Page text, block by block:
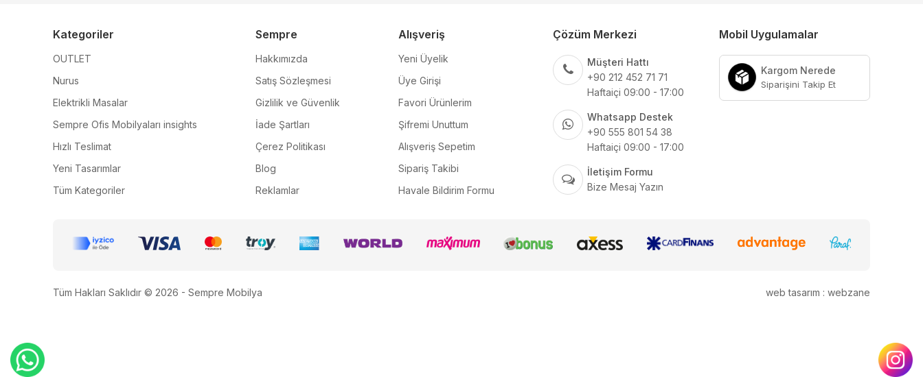
Kategoriler
OUTLET
Nurus
Elektrikli Masalar
Sempre Ofis Mobilyaları insights
Hızlı Teslimat
Yeni Tasarımlar
Tüm Kategoriler
Sempre
Hakkımızda
Satış Sözleşmesi
Gizlilik ve Güvenlik
İade Şartları
Çerez Politikası
Blog
Reklamlar
Alışveriş
Yeni Üyelik
Üye Girişi
Favori Ürünlerim
Şifremi Unuttum
Alışveriş Sepetim
Sipariş Takibi
Havale Bildirim Formu
Çözüm Merkezi
Müşteri Hattı
+90 212 452 71 71
Haftaiçi 09:00 - 17:00
Whatsapp Destek
+90 555 801 54 38
Haftaiçi 09:00 - 17:00
İletişim Formu
Bize Mesaj Yazın
Mobil Uygulamalar
Kargom Nerede
Siparişini Takip Et
Tüm Hakları Saklıdır © 2026 - Sempre Mobilya web tasarım : webzane